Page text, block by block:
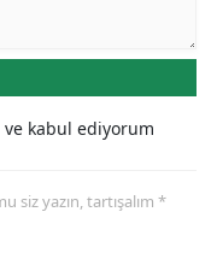
kabul ediyorum
siz yazın, tartışalım *